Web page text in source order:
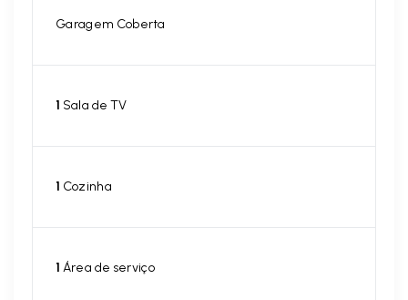
Garagem Coberta
1 Sala de TV
1 Cozinha
1 Área de serviço